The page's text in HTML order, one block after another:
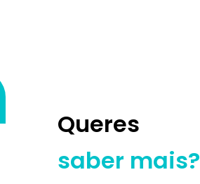
Queres
saber mais?